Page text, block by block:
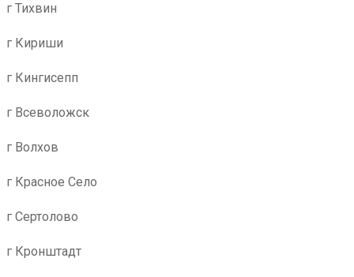
г Тихвин
г Кириши
г Кингисепп
г Всеволожск
г Волхов
г Красное Село
г Сертолово
г Кронштадт